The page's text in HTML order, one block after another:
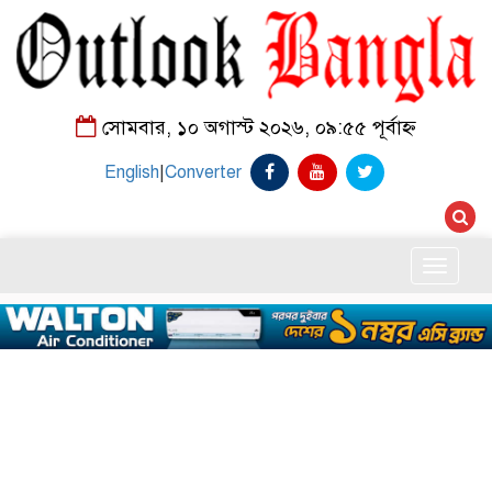
সোমবার, ১০ অগাস্ট ২০২৬, ০৯:৫৫ পূর্বাহ্ন
English|Converter